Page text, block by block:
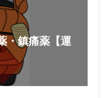
・鎮痛薬【運